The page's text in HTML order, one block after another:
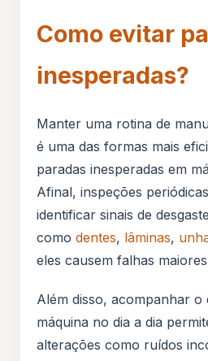
Como evitar
inesperadas?
Manter uma rotina de
é uma das formas mais
paradas inesperadas em
Afinal, inspeções
identificar sinais de
como dentes, lâminas,
eles causem falhas
Além disso, acompanhar o
máquina no dia a dia
alterações como ruídos